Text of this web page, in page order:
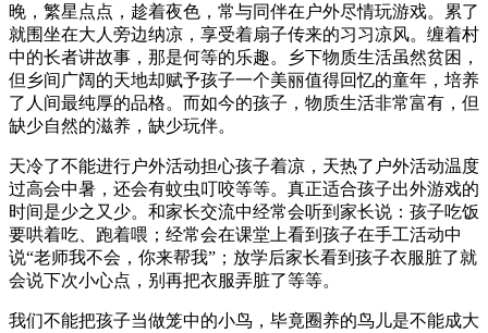
晚，繁星点点，趁着夜色，常与同伴在户外尽情玩游戏。累了
就围坐在大人旁边纳凉，享受着扇子传来的习习凉风。缠着村
中的长者讲故事，那是何等的乐趣。乡下物质生活虽然贫困，
但乡间广阔的天地却赋予孩子一个美丽值得回忆的童年，培养
了人间最纯厚的品格。而如今的孩子，物质生活非常富有，但
缺少自然的滋养，缺少玩伴。
天冷了不能进行户外活动担心孩子着凉，天热了户外活动温度
过高会中暑，还会有蚊虫叮咬等等。真正适合孩子出外游戏的
时间是少之又少。和家长交流中经常会听到家长说：孩子吃饭
要哄着吃、跑着喂；经常会在课堂上看到孩子在手工活动中
说“老师我不会，你来帮我”；放学后家长看到孩子衣服脏了就
会说下次小心点，别再把衣服弄脏了等等。
我们不能把孩子当做笼中的小鸟，毕竟圈养的鸟儿是不能成大